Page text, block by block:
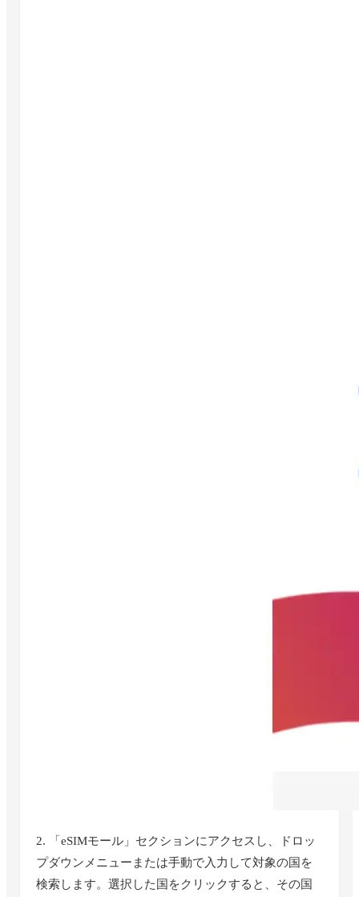
2. 「eSIMモール」セクションにアクセスし、ドロッ
プダウンメニューまたは手動で入力して対象の国を
検索します。選択した国をクリックすると、その国